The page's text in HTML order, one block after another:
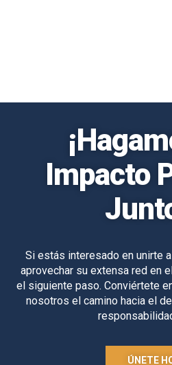
Impacto
Si estás interesado en unirte
aprovechar su extensa red en
el siguiente paso. Conviértete
nosotros el camino hacia el
ÚNETE